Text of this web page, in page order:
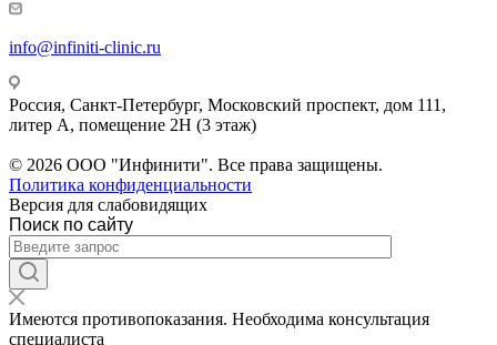
info@infiniti-clinic.ru
Россия, Санкт-Петербург, Московский проспект, дом 111,
литер А, помещение 2Н (3 этаж)
© 2026 ООО "Инфинити". Все права защищены.
Политика конфиденциальности
Версия для слабовидящих
Поиск по сайту
Имеются противопоказания. Необходима консультация
специалиста